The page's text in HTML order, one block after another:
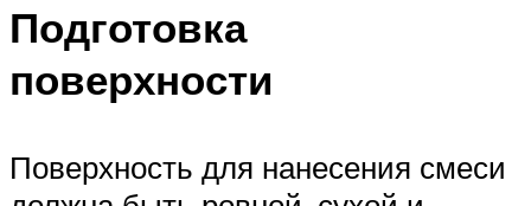
Подготовка
поверхности
Поверхность для нанесения смеси